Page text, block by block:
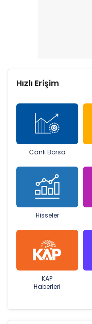
Hızlı Erişim
Canlı Borsa
Hisseler
KAP
Haberleri